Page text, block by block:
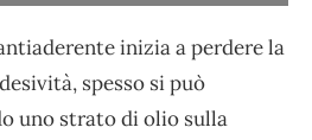
inizia a perdere la
spesso si può
uno strato di olio sulla